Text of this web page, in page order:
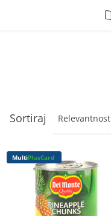
Sortiraj Relevantnost
MultiPlusCard